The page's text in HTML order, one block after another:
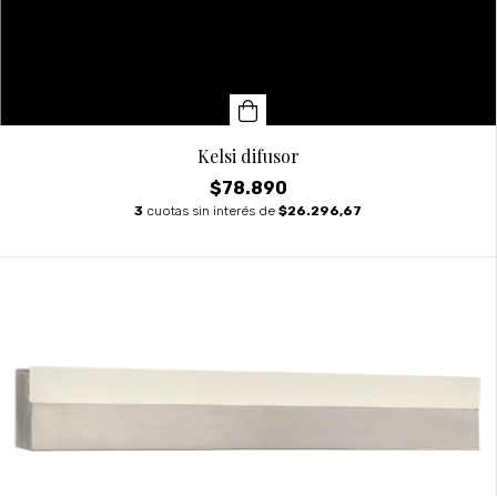
Kelsi difusor
$78.890
3 cuotas sin interés de $26.296,67